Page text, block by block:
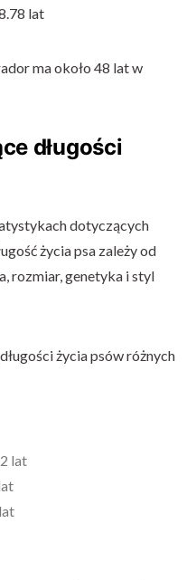
lat
ma około 48 lat w
długości
dotyczących
życia psa zależy od
rozmiar, genetyka i styl
życia psów różnych
lat